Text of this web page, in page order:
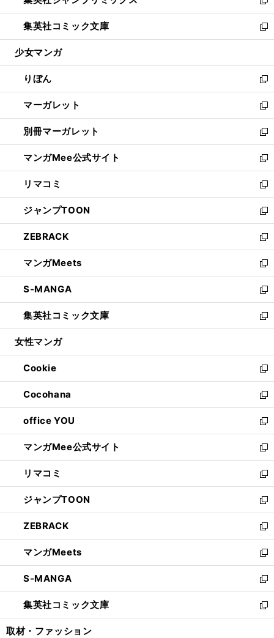
開
く
ウ
で
開
ン
ド
ウ
開
く
ウ
ィ
ン
ウ
で
開
く
新
し
い
ウ
ン
ド
ウ
で
開
く
集英社コミック文庫
新
し
ウ
ィ
ン
ド
ウ
で
開
く
少女マンガ
りぼん
新
し
い
ウ
ィ
ン
ド
ウ
で
開
く
マーガレット
新
し
い
ウ
ィ
ン
ド
ウ
で
開
く
別冊マーガレット
新
し
い
ウ
ィ
ン
ド
ウ
で
開
く
マンガMee公式サイト
新
し
い
ウ
ィ
ン
ド
ウ
で
開
く
リマコミ
新
し
い
ウ
ィ
ン
ド
ウ
で
開
く
ジャンプTOON
新
し
い
ウ
ィ
ン
ド
ウ
で
開
ZEBRACK
新
し
い
ウ
ィ
ン
ド
ウ
開
く
マンガMeets
新
し
い
ウ
ィ
ン
ウ
で
開
く
S-MANGA
新
し
い
ウ
ン
ド
ウ
で
開
く
集英社コミック文庫
新
し
ウ
ィ
ン
ド
ウ
で
開
く
女性マンガ
Cookie
新
し
い
ウ
ィ
ン
ド
ウ
で
開
く
Cocohana
新
し
い
ウ
ィ
ン
ド
ウ
で
開
く
office YOU
新
し
い
ウ
ィ
ン
ド
ウ
で
開
く
マンガMee公式サイト
新
し
い
ウ
ィ
ン
ド
ウ
で
開
く
リマコミ
新
し
い
ウ
ィ
ン
ド
ウ
で
開
く
ジャンプTOON
新
し
い
ウ
ィ
ン
ド
ウ
で
開
ZEBRACK
新
し
い
ウ
ィ
ン
ド
ウ
マンガMeets
新
し
い
ウ
ィ
ン
S-MANGA
新
し
い
ウ
集英社コミック文庫
新
し
取材・ファッション